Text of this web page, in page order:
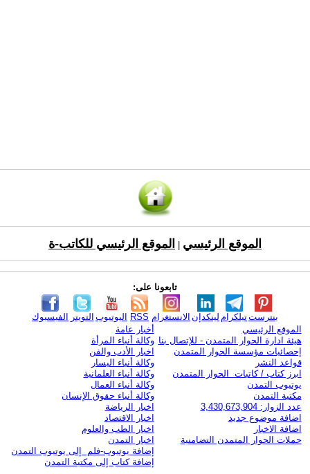
الموقع الرئيسي الموقع الرئيسي للكاتب-ة
تابعونا على:
الفيسبوك التويتر اليوتيوب RSS الانستغرام لينكدإن تيلكرامبنترست
الموقع الرئيسي
هيئة ادارة الحوار المتمدن - للإتصال بنا
إحصائيات مؤسسة الحوار المتمدن
قواعد النشر
ابرز كتاب / كاتبات الحوار المتمدن
يوتيوب التمدن
مكتبة التمدن
عدد الزوار: 3,430,673,904
اضافة موضوع جديد
اضافة الاخبار
حملات الحوار المتمدن التضامنية
أخبار عامة
وكالة أنباء المرأة
اخبار الأدب والفن
وكالة أنباء اليسار
وكالة أنباء العلمانية
وكالة أنباء العمال
وكالة أنباء حقوق الإنسان
اخبار الرياضة
اخبار الاقتصاد
اخبار الطب والعلوم
اخبار التمدن
إضافة يوتيوب-فلم إلى يوتيوب التمدن
إضافة كتاب إلى مكتبة التمدن